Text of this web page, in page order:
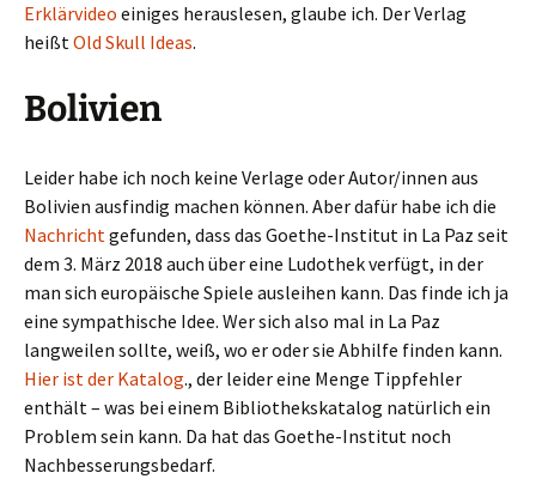
Erklärvideo einiges herauslesen, glaube ich. Der Verlag
heißtOld Skull Ideas.
Bolivien
Leider habe ich noch keine Verlage oder Autor/innen aus
Bolivien ausfindig machen können. Aber dafür habe ich die
Nachrichtgefunden, dass das Goethe-Institut in La Paz seit
dem 3. März 2018 auch über eine Ludothek verfügt, in der
man sich europäische Spiele ausleihen kann. Das finde ich ja
eine sympathische Idee. Wer sich also mal in La Paz
langweilen sollte, weiß, wo er oder sie Abhilfe finden kann.
Hier ist der Katalog., der leider eine Menge Tippfehler
enthält – was bei einem Bibliothekskatalog natürlich ein
Problem sein kann. Da hat das Goethe-Institut noch
Nachbesserungsbedarf.